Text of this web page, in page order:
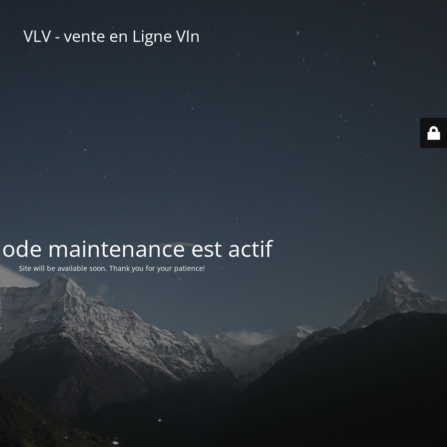
VLV - vente en Ligne VIn
maintenance est actif
Site will be available soon. Thank you for your patience!